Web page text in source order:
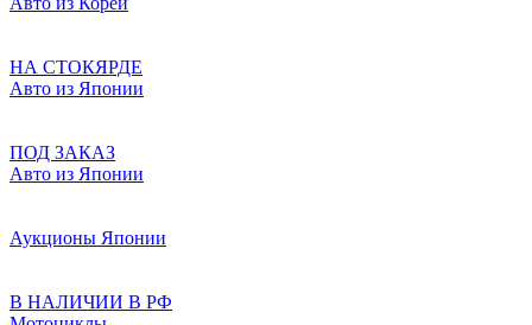
НА СТОКЯРДЕ
Авто из Японии
ПОД ЗАКАЗ
Авто из Японии
Аукционы Японии
В НАЛИЧИИ В РФ